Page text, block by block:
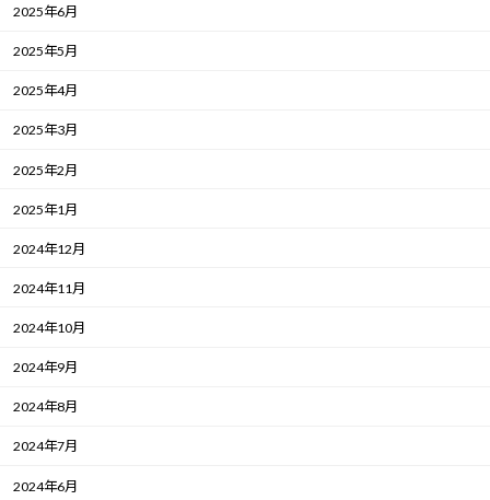
2025年6月
2025年5月
2025年4月
2025年3月
2025年2月
2025年1月
2024年12月
2024年11月
2024年10月
2024年9月
2024年8月
2024年7月
2024年6月